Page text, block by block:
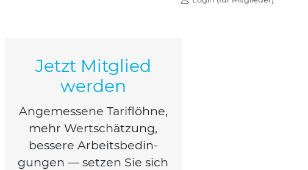
Jetzt Mitglied
werden
Ange­mes­se­ne Tarif­löh­ne,
mehr Wert­schät­zung,
bes­se­re Arbeits­be­din­
gun­gen — set­zen Sie sich